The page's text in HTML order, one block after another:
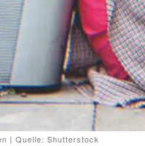
| Quelle: Shutterstock